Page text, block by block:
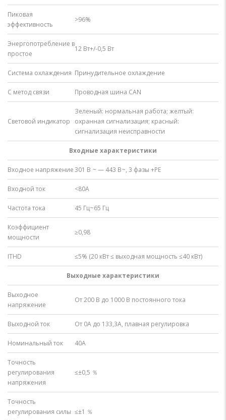
Пиковая
эффективность
>96%
Энергопотребление в
простое
12 Вт+/-0,5 Вт
Система охлаждения Принудительное охлаждение
C метод связи Проводная шина CAN
Световой индикатор
Зеленый: нормальная работа; желтый:
охранная сигнализация; красный:
сигнализация неисправности
Входные характеристики
Входное напряжение301 В ~ — 443 В~, 3 фазы +PE
Входной ток <80А
Частота тока 45 Гц~65 Гц
Коэффициент
мощности
≥0,98
ITHD ≤5% (20 кВт ≤ выходная мощность ≤40 кВт)
Выходные характеристики
Выходное
напряжение
От 200 В до 1000 В постоянного тока
Выходной ток От 0A до 133,3A, плавная регулировка
Номинальный ток 40А
Точность
регулирования
напряжения
≤±0,5 ％
Точность
регулирования силы ≤±1 ％